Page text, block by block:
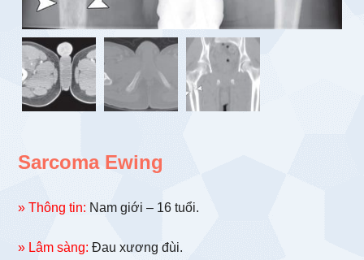
Sarcoma Ewing
» Thông tin: Nam giới – 16 tuổi.
» Lâm sàng: Đau xương đùi.